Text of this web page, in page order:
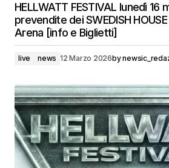
HELLWATT FESTIVAL lunedì 16
prevendite dei SWEDISH
Arena [info e Biglietti]
live news 12 Marzo 2026by